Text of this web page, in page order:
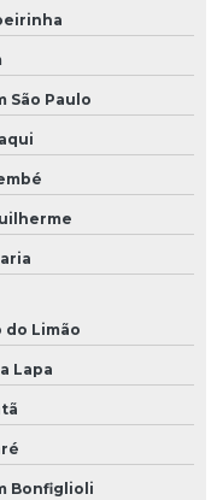
São Paulo
do Limão
Lapa
Bonfiglioli